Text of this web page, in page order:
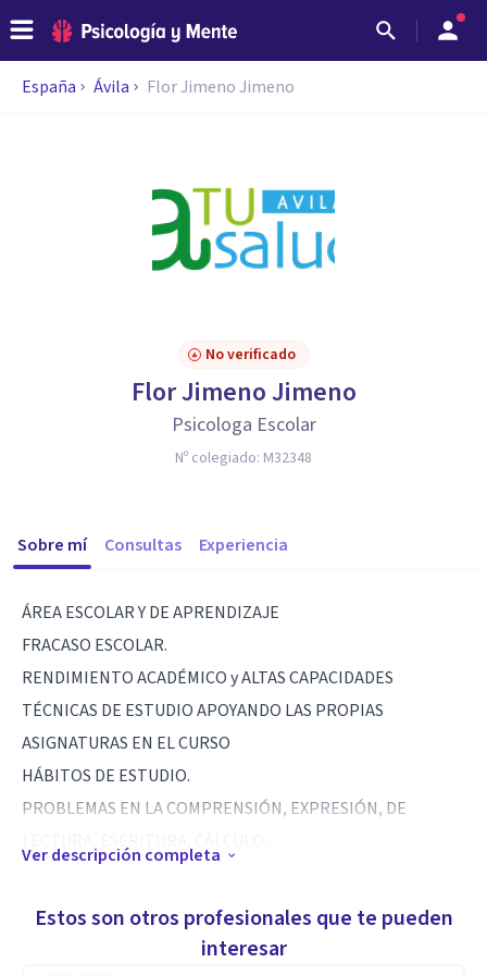
España Ávila Flor Jimeno Jimeno
No verificado
Flor Jimeno Jimeno
Psicologa Escolar
Nº colegiado: M32348
Sobre mí Consultas Experiencia
ÁREA ESCOLAR Y DE APRENDIZAJE
FRACASO ESCOLAR.
RENDIMIENTO ACADÉMICO y ALTAS CAPACIDADES
TÉCNICAS DE ESTUDIO APOYANDO LAS PROPIAS
ASIGNATURAS EN EL CURSO
HÁBITOS DE ESTUDIO.
PROBLEMAS EN LA COMPRENSIÓN, EXPRESIÓN, DE
Especialidad
Ver descripción completa
Estos son otros profesionales que te pueden
interesar